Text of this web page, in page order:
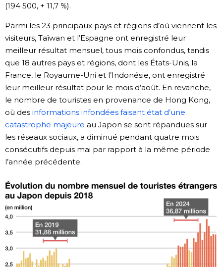
(194 500, + 11,7 %).
Parmi les 23 principaux pays et régions d’où viennent les
visiteurs, Taïwan et l’Espagne ont enregistré leur
meilleur résultat mensuel, tous mois confondus, tandis
que 18 autres pays et régions, dont les États-Unis, la
France, le Royaume-Uni et l’Indonésie, ont enregistré
leur meilleur résultat pour le mois d’août. En revanche,
le nombre de touristes en provenance de Hong Kong,
où desinformations infondées faisant état d’une
catastrophe majeure au Japon se sont répandues sur
les réseaux sociaux, a diminué pendant quatre mois
consécutifs depuis mai par rapport à la même période
l’année précédente.